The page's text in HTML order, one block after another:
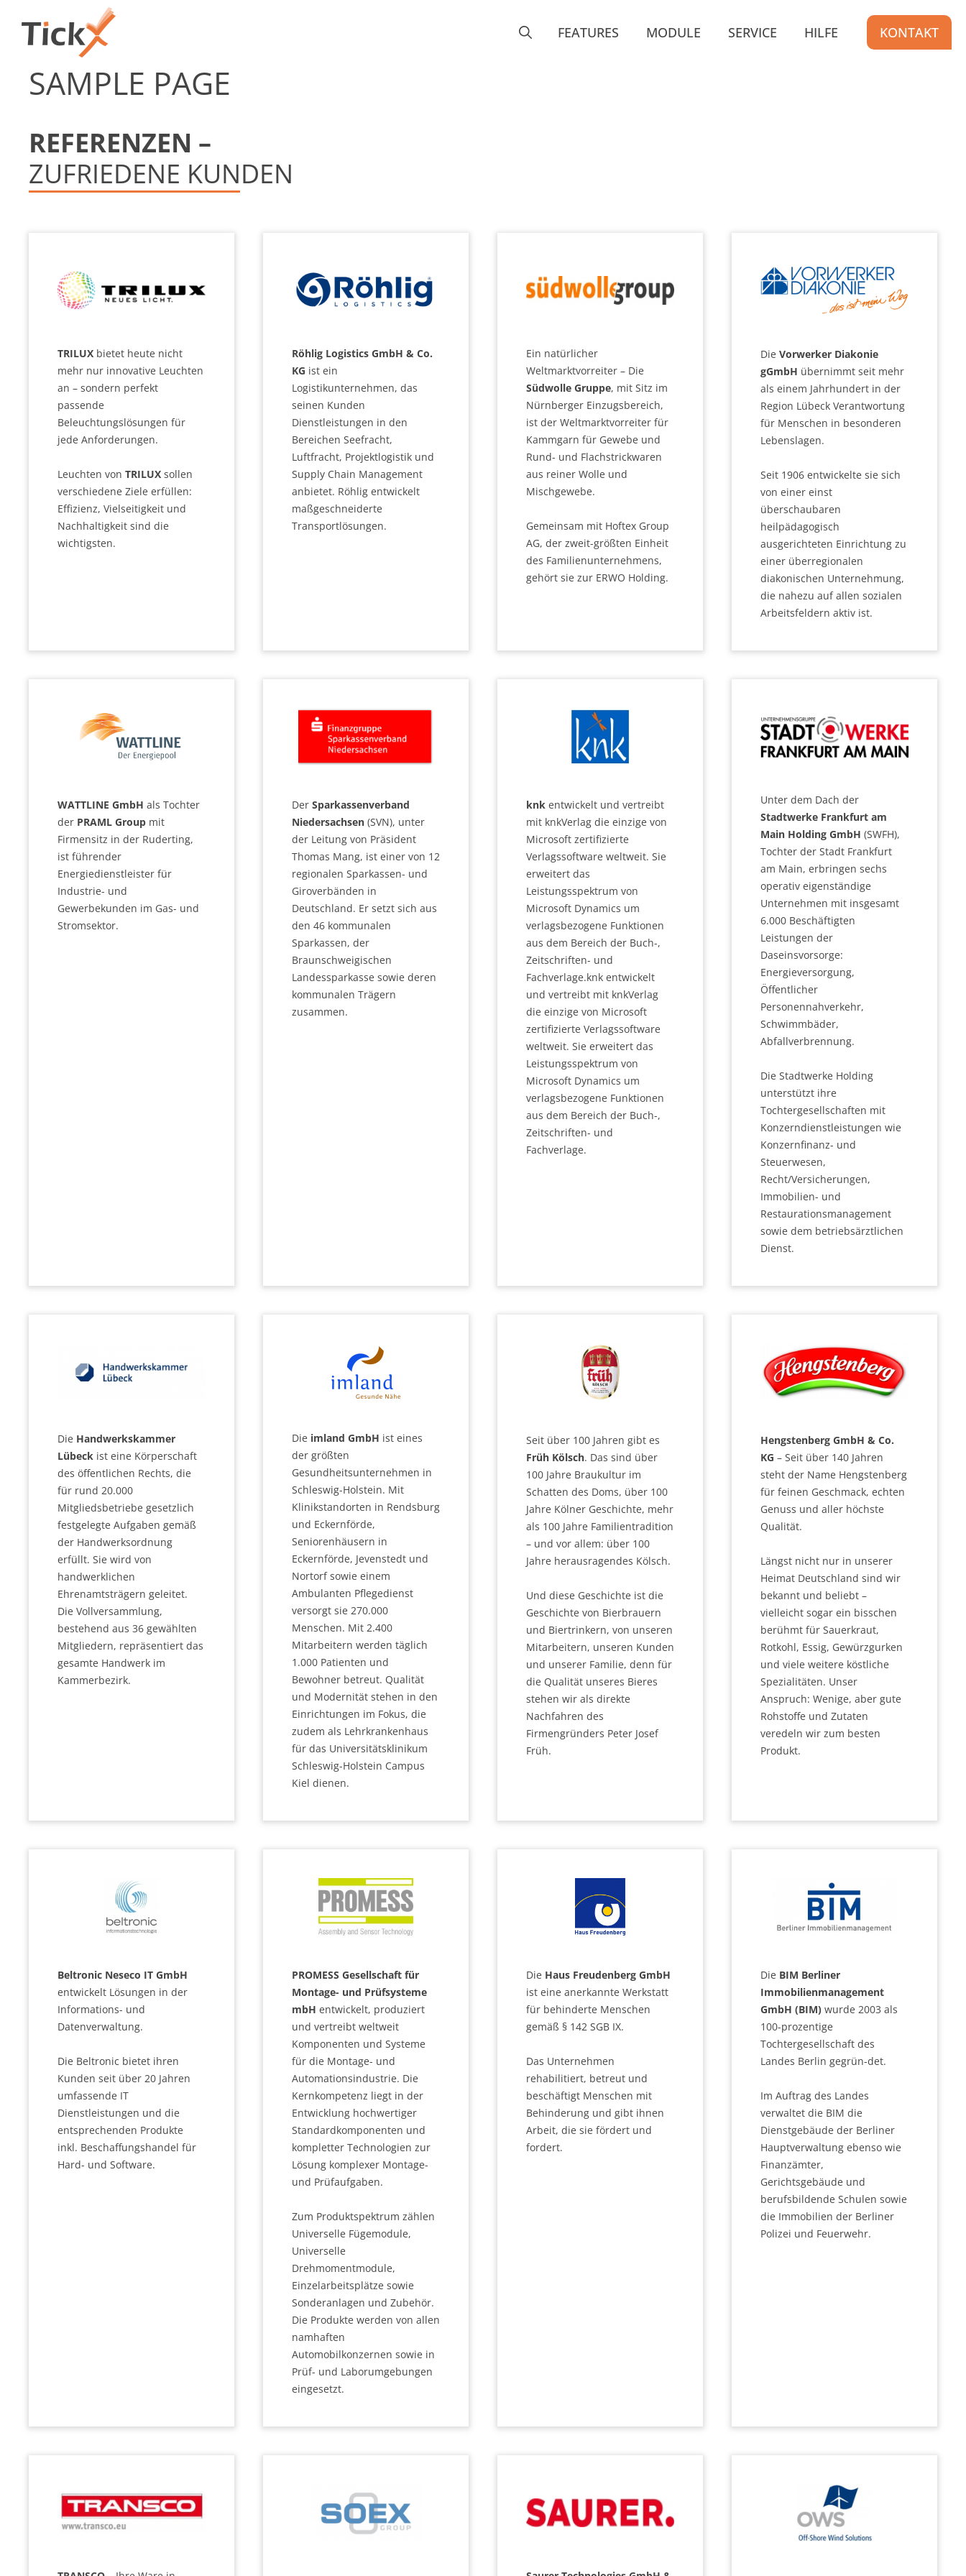
Inhalt
springen
FEATURES MODULE SERVICE HILFE KONTAKT
SAMPLE PAGE
REFERENZEN –
ZUFRIEDENE KUNDEN
TRILUX bietet heute nicht
mehr nur innovative Leuchten
an – sondern perfekt
passende
Beleuchtungslösungen für
jede Anforderungen.
Leuchten von TRILUX sollen
verschiedene Ziele erfüllen:
Effizienz, Vielseitigkeit und
Nachhaltigkeit sind die
wichtigsten.
Röhlig Logistics GmbH & Co.
KG ist ein
Logistikunternehmen, das
seinen Kunden
Dienstleistungen in den
Bereichen Seefracht,
Luftfracht, Projektlogistik und
Supply Chain Management
anbietet. Röhlig entwickelt
maßgeschneiderte
Transportlösungen.
Ein natürlicher
Weltmarktvorreiter – Die
Südwolle Gruppe, mit Sitz im
Nürnberger Einzugsbereich,
ist der Weltmarktvorreiter für
Kammgarn für Gewebe und
Rund- und Flachstrickwaren
aus reiner Wolle und
Mischgewebe.
Gemeinsam mit Hoftex Group
AG, der zweit-größten Einheit
des Familienunternehmens,
gehört sie zur ERWO Holding.
Die Vorwerker Diakonie
gGmbH übernimmt seit mehr
als einem Jahrhundert in der
Region Lübeck Verantwortung
für Menschen in besonderen
Lebenslagen.
Seit 1906 entwickelte sie sich
von einer einst
überschaubaren
heilpädagogisch
ausgerichteten Einrichtung zu
einer überregionalen
diakonischen Unternehmung,
die nahezu auf allen sozialen
Arbeitsfeldern aktiv ist.
WATTLINE GmbH als Tochter
der PRAML Group mit
Firmensitz in der Ruderting,
ist führender
Energiedienstleister für
Industrie- und
Gewerbekunden im Gas- und
Stromsektor.
Der Sparkassenverband
Niedersachsen (SVN), unter
der Leitung von Präsident
Thomas Mang, ist einer von 12
regionalen Sparkassen- und
Giroverbänden in
Deutschland. Er setzt sich aus
den 46 kommunalen
Sparkassen, der
Braunschweigischen
Landessparkasse sowie deren
kommunalen Trägern
zusammen.
knk entwickelt und vertreibt
mit knkVerlag die einzige von
Microsoft zertifizierte
Verlagssoftware weltweit. Sie
erweitert das
Leistungsspektrum von
Microsoft Dynamics um
verlagsbezogene Funktionen
aus dem Bereich der Buch-,
Zeitschriften- und
Fachverlage.knk entwickelt
und vertreibt mit knkVerlag
die einzige von Microsoft
zertifizierte Verlagssoftware
weltweit. Sie erweitert das
Leistungsspektrum von
Microsoft Dynamics um
verlagsbezogene Funktionen
aus dem Bereich der Buch-,
Zeitschriften- und
Fachverlage.
Unter dem Dach der
Stadtwerke Frankfurt am
Main Holding GmbH (SWFH),
Tochter der Stadt Frankfurt
am Main, erbringen sechs
operativ eigenständige
Unternehmen mit insgesamt
6.000 Beschäftigten
Leistungen der
Daseinsvorsorge:
Energieversorgung,
Öffentlicher
Personennahverkehr,
Schwimmbäder,
Abfallverbrennung.
Die Stadtwerke Holding
unterstützt ihre
Tochtergesellschaften mit
Konzerndienstleistungen wie
Konzernfinanz- und
Steuerwesen,
Recht/Versicherungen,
Immobilien- und
Restaurationsmanagement
sowie dem betriebsärztlichen
Dienst.
Die Handwerkskammer
Lübeck ist eine Körperschaft
des öffentlichen Rechts, die
für rund 20.000
Mitgliedsbetriebe gesetzlich
festgelegte Aufgaben gemäß
der Handwerksordnung
erfüllt. Sie wird von
handwerklichen
Ehrenamtsträgern geleitet.
Die Vollversammlung,
bestehend aus 36 gewählten
Mitgliedern, repräsentiert das
gesamte Handwerk im
Kammerbezirk.
Die imland GmbH ist eines
der größten
Gesundheitsunternehmen in
Schleswig-Holstein. Mit
Klinikstandorten in Rendsburg
und Eckernförde,
Seniorenhäusern in
Eckernförde, Jevenstedt und
Nortorf sowie einem
Ambulanten Pflegedienst
versorgt sie 270.000
Menschen. Mit 2.400
Mitarbeitern werden täglich
1.000 Patienten und
Bewohner betreut. Qualität
und Modernität stehen in den
Einrichtungen im Fokus, die
zudem als Lehrkrankenhaus
für das Universitätsklinikum
Schleswig-Holstein Campus
Kiel dienen.
Seit über 100 Jahren gibt es
Früh Kölsch. Das sind über
100 Jahre Braukultur im
Schatten des Doms, über 100
Jahre Kölner Geschichte, mehr
als 100 Jahre Familientradition
– und vor allem: über 100
Jahre herausragendes Kölsch.
Und diese Geschichte ist die
Geschichte von Bierbrauern
und Biertrinkern, von unseren
Mitarbeitern, unseren Kunden
und unserer Familie, denn für
die Qualität unseres Bieres
stehen wir als direkte
Nachfahren des
Firmengründers Peter Josef
Früh.
Hengstenberg GmbH & Co.
KG – Seit über 140 Jahren
steht der Name Hengstenberg
für feinen Geschmack, echten
Genuss und aller höchste
Qualität.
Längst nicht nur in unserer
Heimat Deutschland sind wir
bekannt und beliebt –
vielleicht sogar ein bisschen
berühmt für Sauerkraut,
Rotkohl, Essig, Gewürzgurken
und viele weitere köstliche
Spezialitäten. Unser
Anspruch: Wenige, aber gute
Rohstoffe und Zutaten
veredeln wir zum besten
Produkt.
Beltronic Neseco IT GmbH
entwickelt Lösungen in der
Informations- und
Datenverwaltung.
Die Beltronic bietet ihren
Kunden seit über 20 Jahren
umfassende IT
Dienstleistungen und die
entsprechenden Produkte
inkl. Beschaffungshandel für
Hard- und Software.
PROMESS Gesellschaft für
Montage- und Prüfsysteme
mbH entwickelt, produziert
und vertreibt weltweit
Komponenten und Systeme
für die Montage- und
Automationsindustrie. Die
Kernkompetenz liegt in der
Entwicklung hochwertiger
Standardkomponenten und
kompletter Technologien zur
Lösung komplexer Montage-
und Prüfaufgaben.
Zum Produktspektrum zählen
Universelle Fügemodule,
Universelle
Drehmomentmodule,
Einzelarbeitsplätze sowie
Sonderanlagen und Zubehör.
Die Produkte werden von allen
namhaften
Automobilkonzernen sowie in
Prüf- und Laborumgebungen
eingesetzt.
Die Haus Freudenberg GmbH
ist eine anerkannte Werkstatt
für behinderte Menschen
gemäß § 142 SGB IX.
Das Unternehmen
rehabilitiert, betreut und
beschäftigt Menschen mit
Behinderung und gibt ihnen
Arbeit, die sie fördert und
fordert.
Die BIM Berliner
Immobilienmanagement
GmbH (BIM) wurde 2003 als
100-prozentige
Tochtergesellschaft des
Landes Berlin gegrün-det.
Im Auftrag des Landes
verwaltet die BIM die
Dienstgebäude der Berliner
Hauptverwaltung ebenso wie
Finanzämter,
Gerichtsgebäude und
berufsbildende Schulen sowie
die Immobilien der Berliner
Polizei und Feuerwehr.